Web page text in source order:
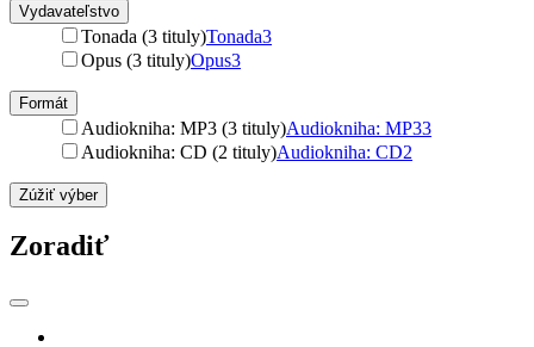
Vydavateľstvo
Tonada (3 tituly)Tonada3
Opus (3 tituly)Opus3
Formát
Audiokniha: MP3 (3 tituly)Audiokniha: MP33
Audiokniha: CD (2 tituly)Audiokniha: CD2
Zúžiť výber
Zoradiť